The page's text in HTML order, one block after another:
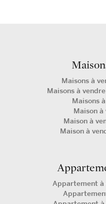
Maisons à
Maisons à
Maisons
Maison à
Maison à
Maison à
Appartement à